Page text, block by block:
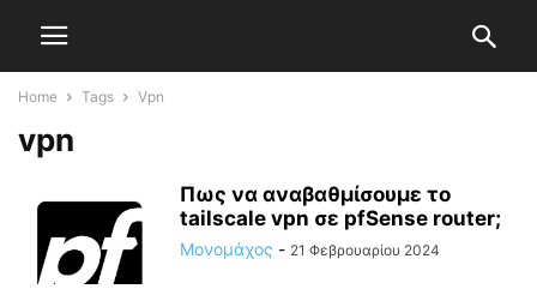
Home Tags Vpn
vpn
Πως να αναβαθμίσουμε το
tailscale vpn σε pfSense router;
Μονομάχος - 21 Φεβρουαρίου 2024